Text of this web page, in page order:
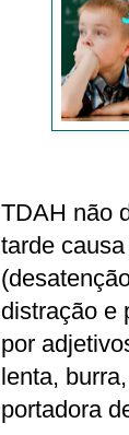
TDAH não
tarde
distração e
por
lenta,
portadora